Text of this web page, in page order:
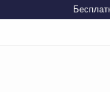
Бесплатная